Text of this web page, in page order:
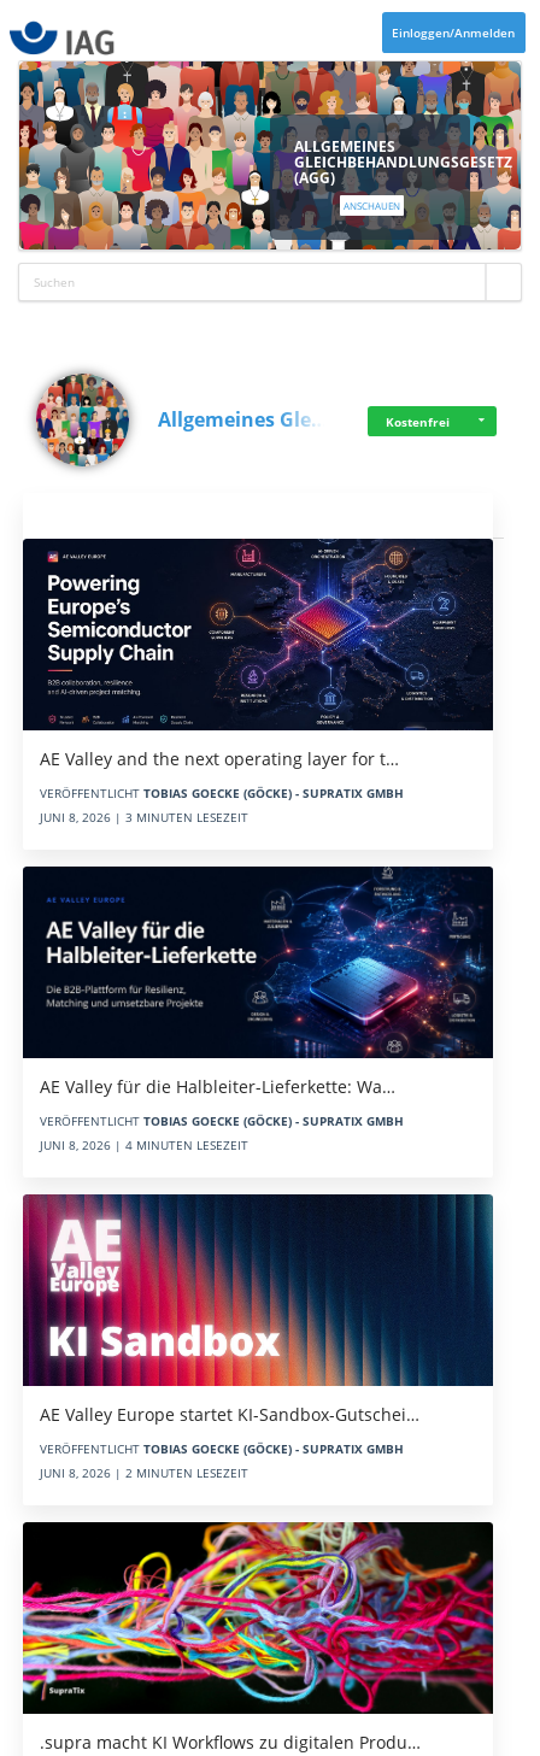
Einloggen/Anmelden
ALLGEMEINES
GLEICHBEHANDLUNGSGESETZ
(AGG)
ANSCHAUEN
Allgemeines Gle… Kostenfrei
AE Valley and the next operating layer for t…
VERÖFFENTLICHT TOBIAS GOECKE (GÖCKE) - SUPRATIX GMBH
JUNI 8, 2026 | 3 MINUTEN LESEZEIT
AE Valley für die Halbleiter-Lieferkette: Wa…
VERÖFFENTLICHT TOBIAS GOECKE (GÖCKE) - SUPRATIX GMBH
JUNI 8, 2026 | 4 MINUTEN LESEZEIT
AE Valley Europe startet KI-Sandbox-Gutschei…
VERÖFFENTLICHT TOBIAS GOECKE (GÖCKE) - SUPRATIX GMBH
JUNI 8, 2026 | 2 MINUTEN LESEZEIT
.supra macht KI Workflows zu digitalen Produ…